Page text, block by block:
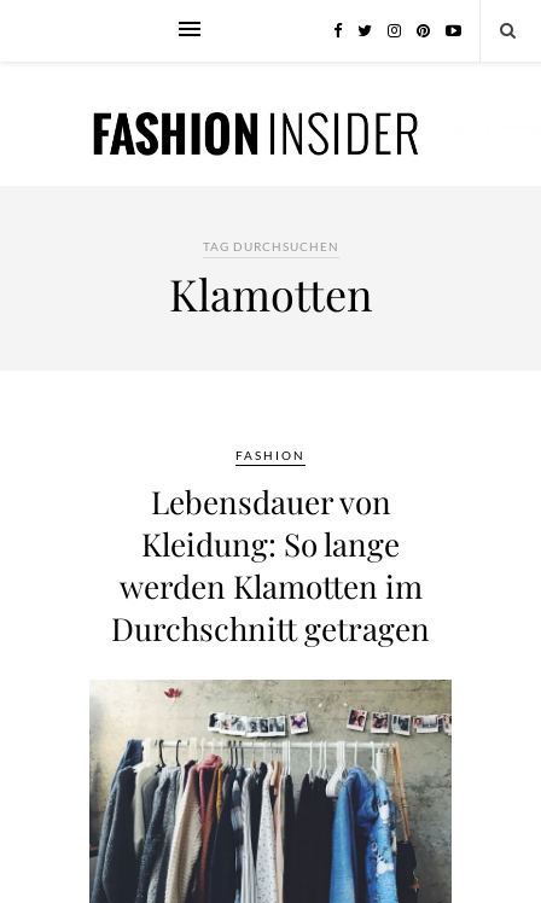
TAG DURCHSUCHEN
Klamotten
FASHION
Lebensdauer von
Kleidung: So lange
werden Klamotten im
Durchschnitt getragen